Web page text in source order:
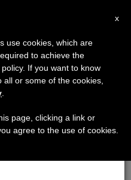
×
haremos la pausa
el periodo de verano
y también el
x
use cookies, which are
to achieve the
If you want to know
or some of the cookies,
page, clicking a link or
agree to the use of cookies.